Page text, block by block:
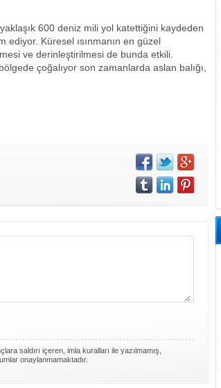
600 deniz mili yol katettiğini kaydeden
Küresel ısınmanın en güzel
ve derinleştirilmesi de bunda etkili.
çoğalıyor son zamanlarda aslan balığı,
saldırı içeren, imla kuralları ile yazılmamış,
onaylanmamaktadır.